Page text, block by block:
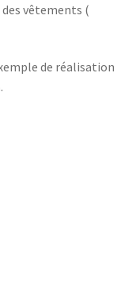
vêtements (
de réalisation